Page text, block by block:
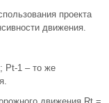
проекта
движения.
Рt-1 – то же